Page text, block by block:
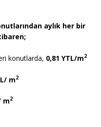
aylık her bir
konutlarda, 0,81 YTL/m2
m2
m2